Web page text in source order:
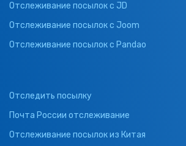
Отслеживание посылок с JD
Отслеживание посылок с Joom
Отслеживание посылок с Pandao
Отследить посылку
Почта России отслеживание
Отслеживание посылок из Китая